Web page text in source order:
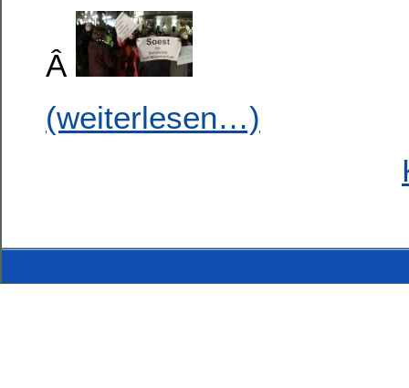
Â
(weiterlesen…)